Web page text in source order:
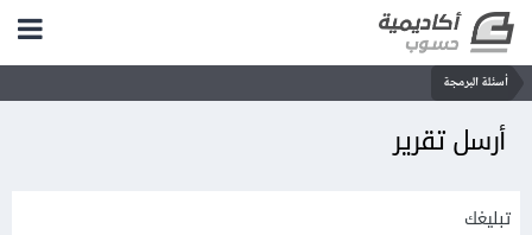
أسئلة البرمجة
أرسل تقرير
تبليغك